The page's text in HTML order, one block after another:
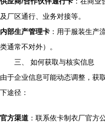
及厂区通行、业务对接等。
内部生产管理卡 ：用于服装生产
类通常不对外）。
三、 如何获取与核实信息
由于企业信息可能动态调整，获
下途径：
官方渠道 ：联系依卡制衣厂官方